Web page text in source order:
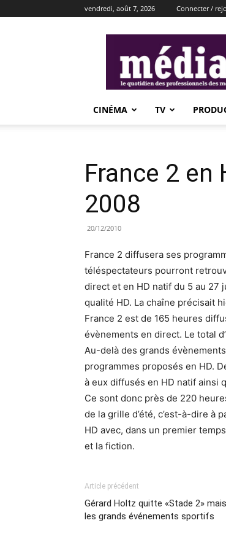
vendredi, août 7, 2026 Connecter /
CINÉMA TV
France 2 en
2008
20/12/2010
France 2 diffusera ses
téléspectateurs pourront
direct et en HD natif du 5 au 27
qualité HD. La chaîne précisait
France 2 est de 165 heures
évènements en direct. Le total
Au-delà des grands
programmes proposés en HD.
à eux diffusés en HD natif ainsi
Ce sont donc près de 220
de la grille d’été, c’est-à-dire à
HD avec, dans un premier
et la fiction.
Article précédent
Gérard Holtz quitte «Stade 2»
les grands événements sportifs